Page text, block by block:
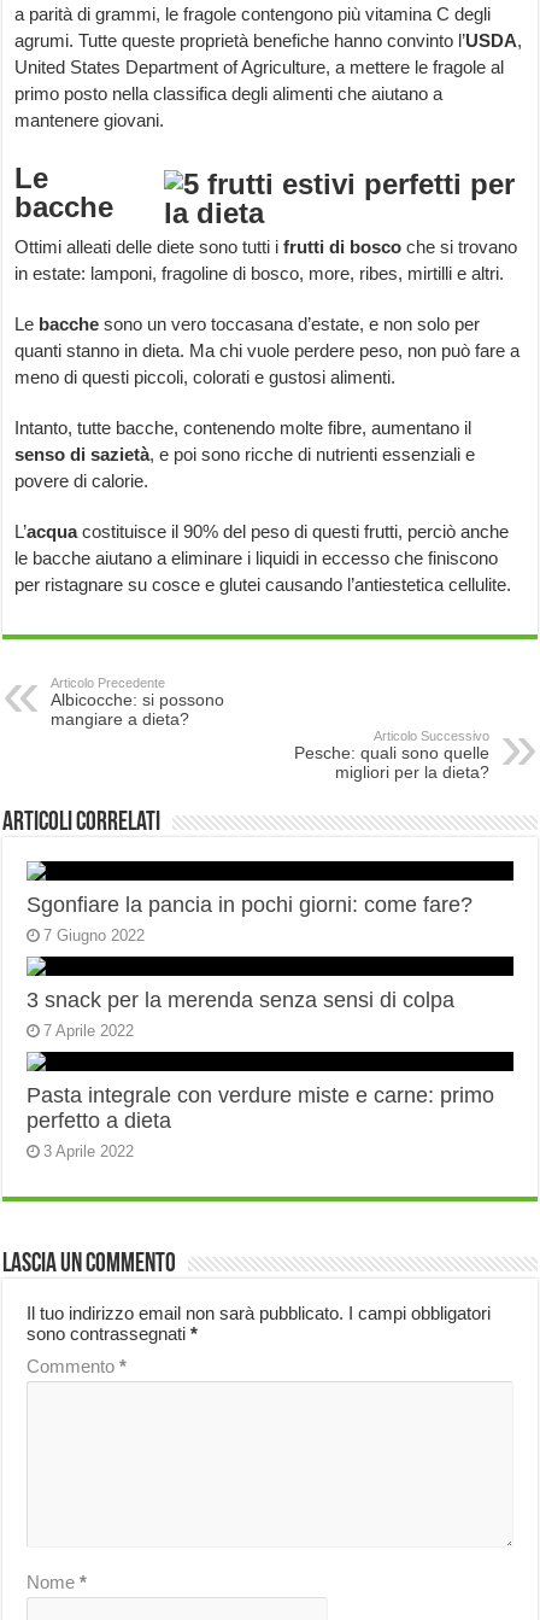
a parità di grammi, le fragole contengono più vitamina C degli
agrumi. Tutte queste proprietà benefiche hanno convinto l’USDA,
United States Department of Agriculture, a mettere le fragole al
primo posto nella classifica degli alimenti che aiutano a
mantenere giovani.
Le
bacche
Ottimi alleati delle diete sono tutti ifrutti di bosco che si trovano
in estate: lamponi, fragoline di bosco, more, ribes, mirtilli e altri.
Le bacche sono un vero toccasana d’estate, e non solo per
quanti stanno in dieta. Ma chi vuole perdere peso, non può fare a
meno di questi piccoli, colorati e gustosi alimenti.
Intanto, tutte bacche, contenendo molte fibre, aumentano il
senso di sazietà, e poi sono ricche di nutrienti essenziali e
povere di calorie.
L’acquacostituisce il 90% del peso di questi frutti, perciò anche
le bacche aiutano a eliminare i liquidi in eccesso che finiscono
per ristagnare su cosce e glutei causando l’antiestetica cellulite.
Articolo Precedente
Albicocche: si possono
mangiare a dieta?
Articolo Successivo
Pesche: quali sono quelle
migliori per la dieta?
Articoli correlati
Sgonfiare la pancia in pochi giorni: come fare?
7 Giugno 2022
3 snack per la merenda senza sensi di colpa
7 Aprile 2022
Pasta integrale con verdure miste e carne: primo
perfetto a dieta
3 Aprile 2022
Lascia un commento
Il tuo indirizzo email non sarà pubblicato. I campi obbligatori
sono contrassegnati*
Commento*
Nome*